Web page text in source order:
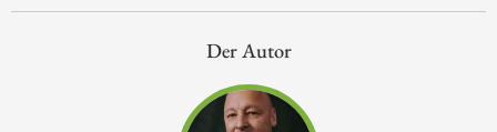
Der Autor